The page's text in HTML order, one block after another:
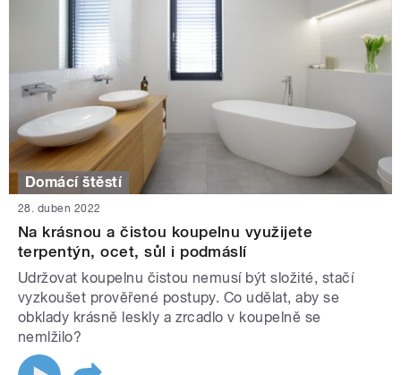
Domácí štěstí
28. duben 2022
Na krásnou a čistou koupelnu využijete
terpentýn, ocet, sůl i podmáslí
Udržovat koupelnu čistou nemusí být složité, stačí
vyzkoušet prověřené postupy. Co udělat, aby se
obklady krásně leskly a zrcadlo v koupelně se
nemlžilo?